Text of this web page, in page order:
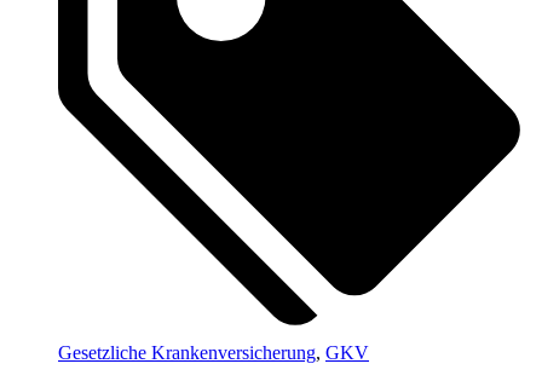
Gesetzliche Krankenversicherung, GKV